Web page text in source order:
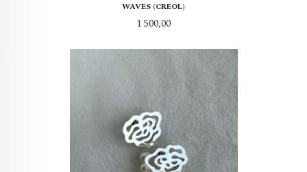
WAVES (CREOL)
Pris
1 500,00